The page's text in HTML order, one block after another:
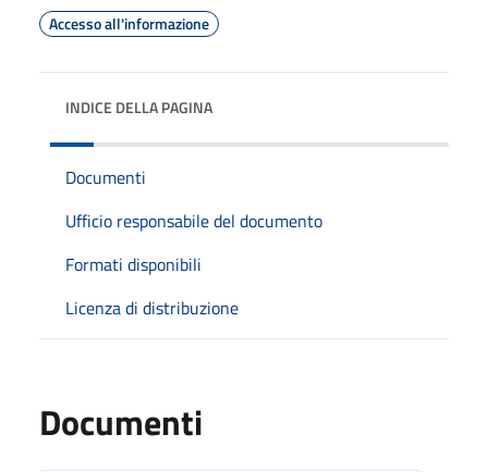
Accesso all'informazione
INDICE DELLA PAGINA
Documenti
Ufficio responsabile del documento
Formati disponibili
Licenza di distribuzione
Documenti